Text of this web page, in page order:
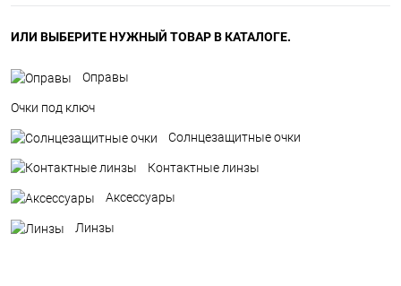
ИЛИ ВЫБЕРИТЕ НУЖНЫЙ ТОВАР В КАТАЛОГЕ.
Оправы
Очки под ключ
Солнцезащитные очки
Контактные линзы
Аксессуары
Линзы